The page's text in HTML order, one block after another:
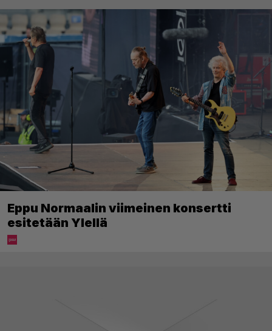
Eppu Normaalin viimeinen konsertti
esitetään Ylellä